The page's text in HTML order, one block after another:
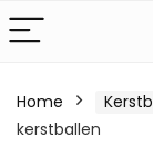
Home
kerstballen